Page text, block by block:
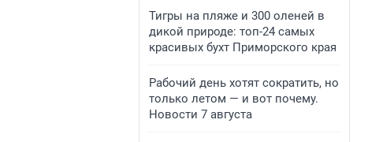
Тигры на пляже и 300 оленей в
дикой природе: топ-24 самых
красивых бухт Приморского края
Рабочий день хотят сократить, но
только летом — и вот почему.
Новости 7 августа